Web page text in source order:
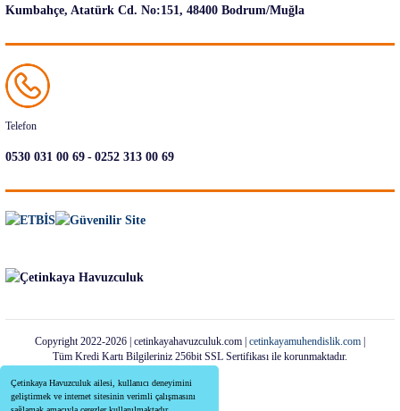
Çetinkaya Havuzculuk ailesi, kullanıcı deneyimini
geliştirmek ve internet sitesinin verimli çalışmasını
Kumbahçe, Atatürk Cd. No:151, 48400 Bodrum/Muğla
Telefon
0530 031 00 69-0252 313 00 69
Copyright 2022-2026 | cetinkayahavuzculuk.com | cetinkayamuhendislik.com
Tüm Kredi Kartı Bilgileriniz 256bit SSL Sertifikası ile korunmaktadır.